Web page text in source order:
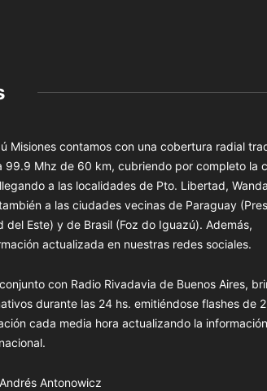
Misiones contamos con una cobertura radial
99.9 Mhz de 60 km, cubriendo por completo la
a las localidades de Pto. Libertad,
a las ciudades vecinas de Paraguay
del Este) y de Brasil (Foz do Iguazú). Además,
actualizada en nuestras redes sociales.
con Radio Rivadavia de Buenos Aires,
durante las 24 hs. emitiéndose flashes de 2
cada media hora actualizando la información
Antonowicz